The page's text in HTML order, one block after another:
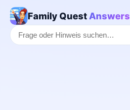
Family Quest Answers